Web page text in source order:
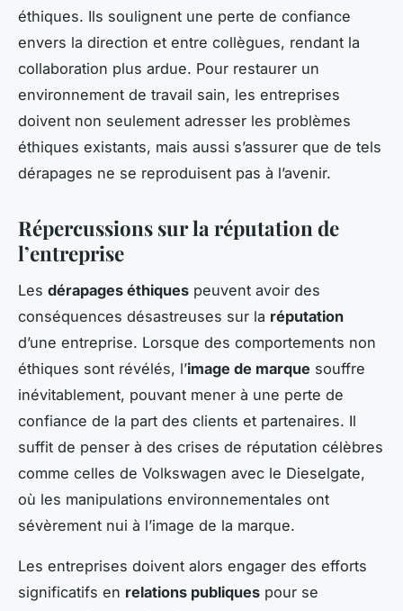
éthiques. Ils soulignent une perte de confiance
envers la direction et entre collègues, rendant la
collaboration plus ardue. Pour restaurer un
environnement de travail sain, les entreprises
doivent non seulement adresser les problèmes
éthiques existants, mais aussi s’assurer que de tels
dérapages ne se reproduisent pas à l’avenir.
Répercussions sur la réputation de
l’entreprise
Les dérapages éthiques peuvent avoir des
conséquences désastreuses sur la réputation
d’une entreprise. Lorsque des comportements non
éthiques sont révélés, l’image de marque souffre
inévitablement, pouvant mener à une perte de
confiance de la part des clients et partenaires. Il
suffit de penser à des crises de réputation célèbres
comme celles de Volkswagen avec le Dieselgate,
où les manipulations environnementales ont
sévèrement nui à l’image de la marque.
Les entreprises doivent alors engager des efforts
significatifs en relations publiques pour se